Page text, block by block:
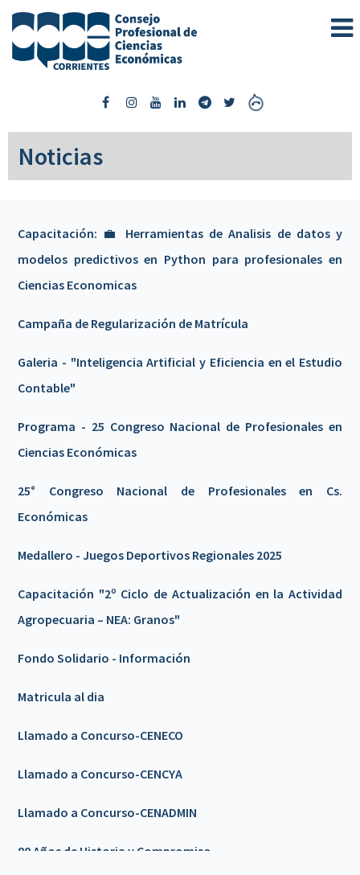
Noticias
Capacitación: 💼 Herramientas de Analisis de datos y
modelos predictivos en Python para profesionales en
Ciencias Economicas
Campaña de Regularización de Matrícula
Galeria - "Inteligencia Artificial y Eficiencia en el Estudio
Contable"
Programa - 25 Congreso Nacional de Profesionales en
Ciencias Económicas
25° Congreso Nacional de Profesionales en Cs.
Económicas
Medallero - Juegos Deportivos Regionales 2025
Capacitación "2º Ciclo de Actualización en la Actividad
Agropecuaria – NEA: Granos"
Fondo Solidario - Información
Matricula al dia
Llamado a Concurso-CENECO
Llamado a Concurso-CENCYA
Llamado a Concurso-CENADMIN
80 Años de Historia y Compromiso